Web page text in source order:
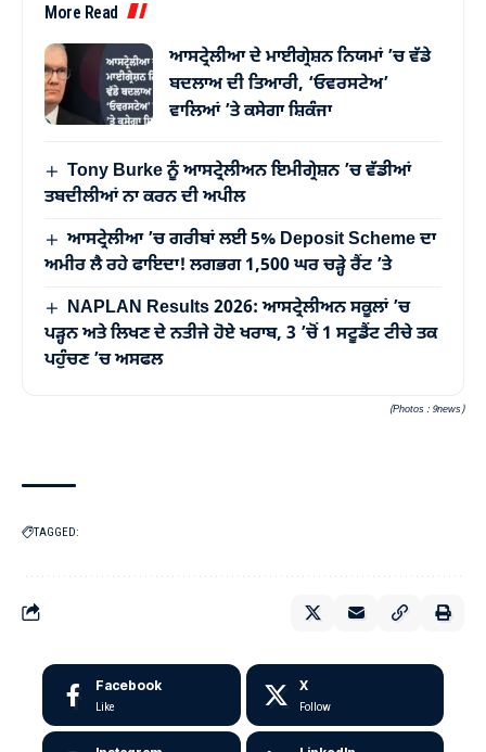
More Read
ਆਸਟ੍ਰੇਲੀਆ ਦੇ ਮਾਈਗ੍ਰੇਸ਼ਨ ਨਿਯਮਾਂ ’ਚ ਵੱਡੇ
ਬਦਲਾਅ ਦੀ ਤਿਆਰੀ, ‘ਓਵਰਸਟੇਅ’
ਵਾਲਿਆਂ ’ਤੇ ਕਸੇਗਾ ਸ਼ਿਕੰਜਾ
Tony Burke ਨੂੰ ਆਸਟ੍ਰੇਲੀਅਨ ਇਮੀਗ੍ਰੇਸ਼ਨ ’ਚ ਵੱਡੀਆਂ
ਤਬਦੀਲੀਆਂ ਨਾ ਕਰਨ ਦੀ ਅਪੀਲ
ਆਸਟ੍ਰੇਲੀਆ ’ਚ ਗਰੀਬਾਂ ਲਈ 5% Deposit Scheme ਦਾ
ਅਮੀਰ ਲੈ ਰਹੇ ਫਾਇਦਾ! ਲਗਭਗ 1,500 ਘਰ ਚੜ੍ਹੇ ਰੈਂਟ ’ਤੇ
NAPLAN Results 2026: ਆਸਟ੍ਰੇਲੀਅਨ ਸਕੂਲਾਂ ’ਚ
ਪੜ੍ਹਨ ਅਤੇ ਲਿਖਣ ਦੇ ਨਤੀਜੇ ਹੋਏ ਖਰਾਬ, 3 ’ਚੋਂ 1 ਸਟੂਡੈਂਟ ਟੀਚੇ ਤਕ
ਪਹੁੰਚਣ ’ਚ ਅਸਫਲ
(Photos : 9news)
TAGGED:
Facebook
Like
X
Follow